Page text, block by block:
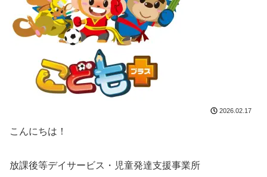
2026.02.17
こんにちは！
放課後等デイサービス・児童発達支援事業所